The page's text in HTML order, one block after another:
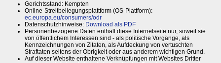
Gerichtsstand: Kempten
Online-Streitbeilegungsplattform (OS-Plattform):
ec.europa.eu/consumers/odr
Datenschutzhinweise: Download als PDF
Personenbezogene Daten enthält diese Internetseite nur, soweit sie
von öffentlichem Interessen sind - als politische Vorgänge, als
Kennzeichnungen von Zitaten, als Aufdeckung von vertuschten
Straftaten seitens der Obrigkeit oder aus anderem wichtigen Grund.
Auf dieser Website enthaltene Verknüpfungen mit Websites Dritter